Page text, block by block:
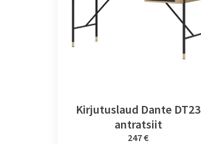
Kirjutuslaud Dante DT23
antratsiit
247 €